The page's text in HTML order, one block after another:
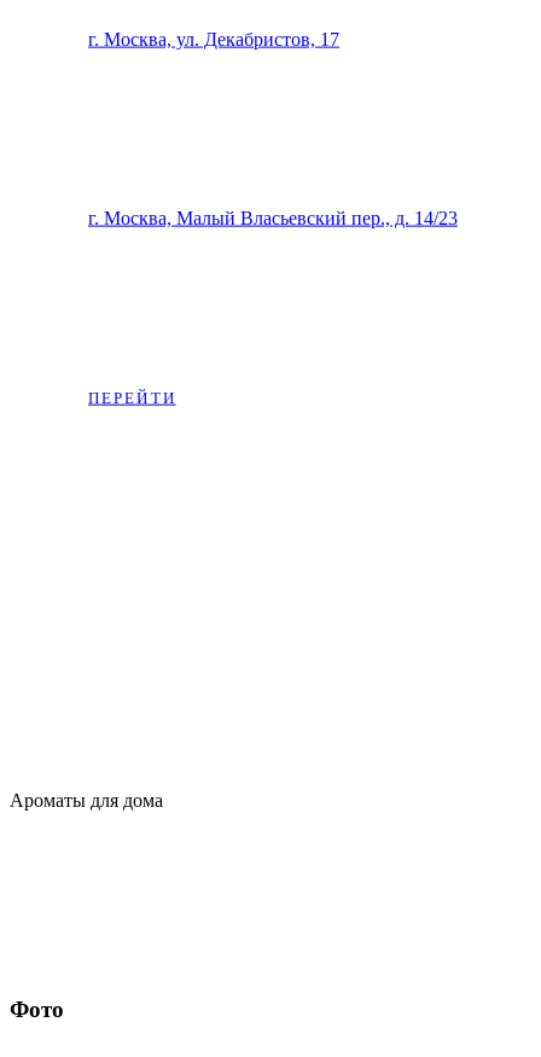
г. Москва, ул. Декабристов, 17
г. Москва, Малый Власьевский пер., д. 14/23
ПЕРЕЙТИ
Ароматы для дома
Фото